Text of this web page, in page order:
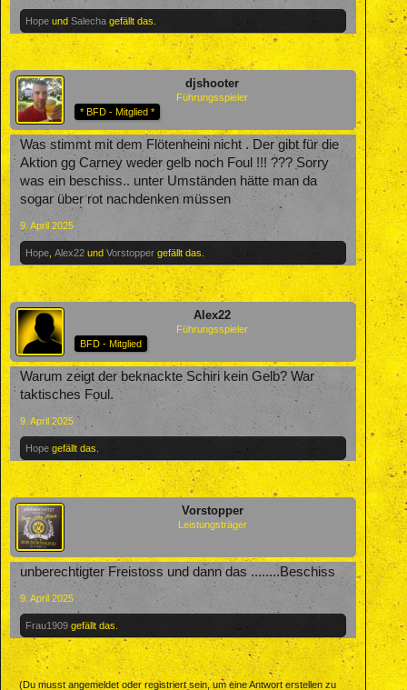
Hope und Salecha gefällt das.
djshooter
Führungsspieler
* BFD - Mitglied *
Was stimmt mit dem Flötenheini nicht . Der gibt für die
Aktion gg Carney weder gelb noch Foul !!! ??? Sorry
was ein beschiss.. unter Umständen hätte man da
sogar über rot nachdenken müssen
9. April 2025
Hope Alex22 und Vorstopper gefällt das.
Alex22
Führungsspieler
BFD - Mitglied
Warum zeigt der beknackte Schiri kein Gelb? War
taktisches Foul.
9. April 2025
Hope gefällt das.
Vorstopper
Leistungsträger
unberechtigter Freistoss und dann das ........Beschiss
9. April 2025
Frau1909 gefällt das.
(Du musst angemeldet oder registriert sein, um eine Antwort erstellen zu